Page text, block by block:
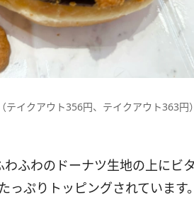
テイクアウト356円、テイクアウト363円）
ふわのドーナツ生地の上にビ
ぷりトッピングされています。